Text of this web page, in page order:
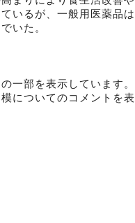
いるが、一般用医薬品は
いた。
一部を表示しています。
についてのコメントを表